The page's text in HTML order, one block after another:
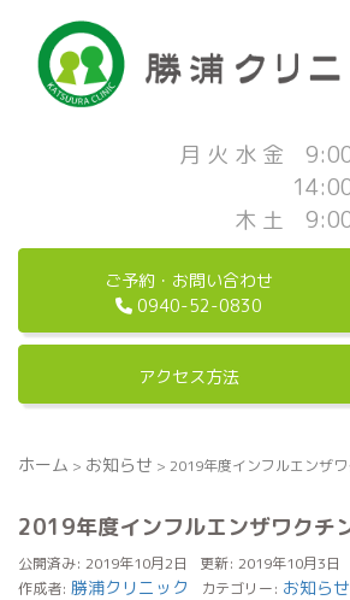
月 火 水 金
木 土
ご予約・お問い合わせ
0940-52-0830
アクセス方法
ホーム > お知らせ > 2019年度インフルエンザ
2019年度インフルエンザワクチ
公開済み: 2019年10月2日
更新: 2019年10月3日
作成者: 勝浦クリニック カテゴリー: お知らせ